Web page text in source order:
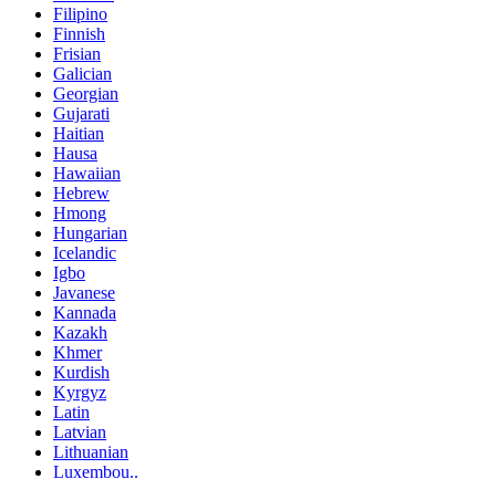
Filipino
Finnish
Frisian
Galician
Georgian
Gujarati
Haitian
Hausa
Hawaiian
Hebrew
Hmong
Hungarian
Icelandic
Igbo
Javanese
Kannada
Kazakh
Khmer
Kurdish
Kyrgyz
Latin
Latvian
Lithuanian
Luxembou..